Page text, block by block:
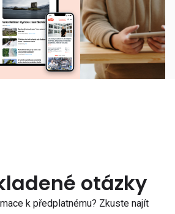
otázky
k předplatnému? Zkuste najít